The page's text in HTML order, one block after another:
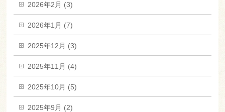
2026年2月 (3)
2026年1月 (7)
2025年12月 (3)
2025年11月 (4)
2025年10月 (5)
2025年9月 (2)